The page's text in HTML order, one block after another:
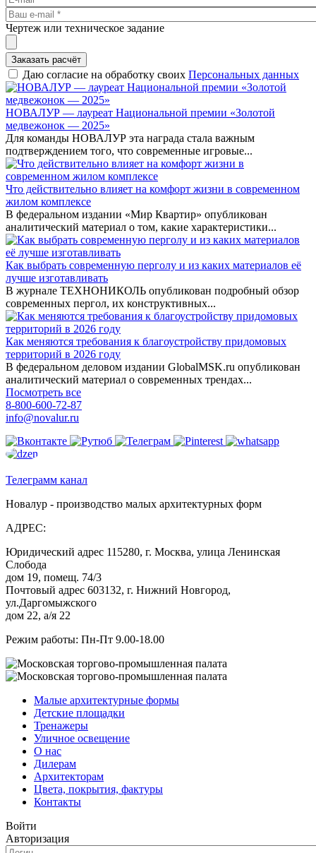
Чертеж или техническое задание
Заказать расчёт
Даю согласие на обработку своих Персональных данных
НОВАЛУР — лауреат Национальной премии «Золотой
медвежонок — 2025»
Для команды НОВАЛУР эта награда стала важным
подтверждением того, что современные игровые...
Что действительно влияет на комфорт жизни в современном
жилом комплексе
В федеральном издании «Мир Квартир» опубликован
аналитический материал о том, какие характеристики...
Как выбрать современную перголу и из каких материалов её
лучше изготавливать
В журнале ТЕХНОНИКОЛЬ опубликован подробный обзор
современных пергол, их конструктивных...
Как меняются требования к благоустройству придомовых
территорий в 2026 году
В федеральном деловом издании GlobalMSK.ru опубликован
аналитический материал о современных трендах...
Посмотреть все
8-800-600-72-87
info@novalur.ru
Телеграмм канал
Новалур - производство малых архитектурных форм
АДРЕС:
Юридический адрес 115280, г. Москва, улица Ленинская
Слобода
дом 19, помещ. 74/3
Почтовый адрес 603132, г. Нижний Новгород,
ул.Даргомыжского
дом 22, а/я 22
Режим работы: Пн-Пт 9.00-18.00
Малые архитектурные формы
Детские площадки
Тренажеры
Уличное освещение
О нас
Дилерам
Архитекторам
Цвета, покрытия, фактуры
Контакты
Войти
Авторизация